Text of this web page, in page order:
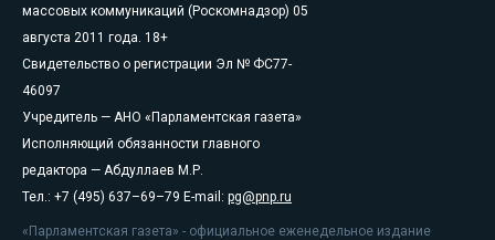
массовых коммуникаций (Роскомнадзор) 05
августа 2011 года. 18+
Свидетельство о регистрации Эл № ФС77-
46097
Учредитель — АНО «Парламентская газета»
Исполняющий обязанности главного
редактора — Абдуллаев М.Р.
Тел.: +7 (495) 637–69–79 E-mail: pg@pnp.ru
«Парламентская газета» - официальное еженедельное издание